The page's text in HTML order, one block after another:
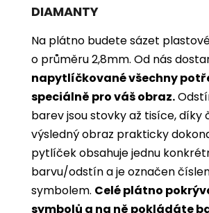
DIAMANTY
Na plátno budete sázet
o průměru 2,8mm. Od nás
napytlíčkované všechny
speciálně pro váš obraz.
barev jsou stovky až tisíce, díky
výsledný obraz prakticky
pytlíček obsahuje jednu
barvu/odstín a je označen
symbolem. Celé plátno
symbolů a na ně pokládáte